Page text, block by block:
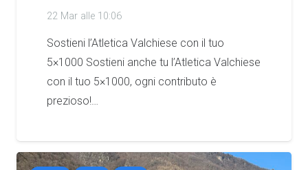
22 Mar alle 10:06
Sostieni l’Atletica Valchiese con il tuo
5×1000 Sostieni anche tu l’Atletica Valchiese
con il tuo 5×1000, ogni contributo è
prezioso!…